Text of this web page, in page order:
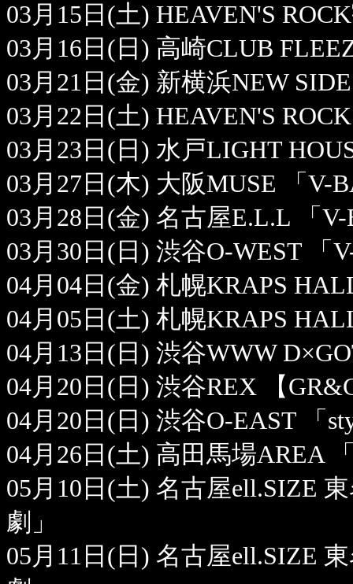
03月15日(土) HEAVEN'S
03月16日(日) 高崎CLUB
03月21日(金) 新横浜NEW
03月22日(土) HEAVEN'S
03月23日(日) 水戸LIGHT
03月27日(木) 大阪MUSE 「V-
03月28日(金) 名古屋E.L.L 「
03月30日(日) 渋谷O-WEST 「
04月04日(金) 札幌KRAPS
04月05日(土) 札幌KRAPS
04月13日(日) 渋谷WWW
04月20日(日) 渋谷REX 【
04月20日(日) 渋谷O-EAST 「
04月26日(土) 高田馬場AREA
05月10日(土) 名古屋ell.SIZE
劇」
05月11日(日) 名古屋ell.SIZE